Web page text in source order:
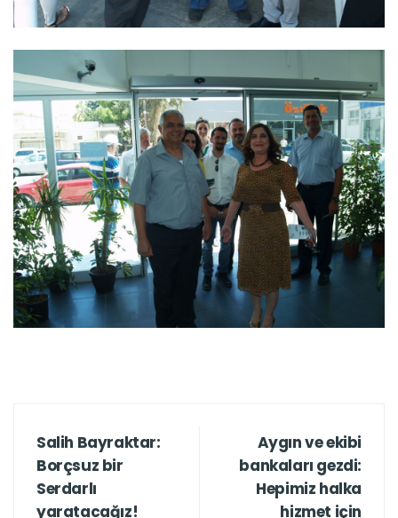
Salih Bayraktar:
Borçsuz bir
Serdarlı
yaratacağız!
Aygın ve ekibi
bankaları gezdi:
Hepimiz halka
hizmet için